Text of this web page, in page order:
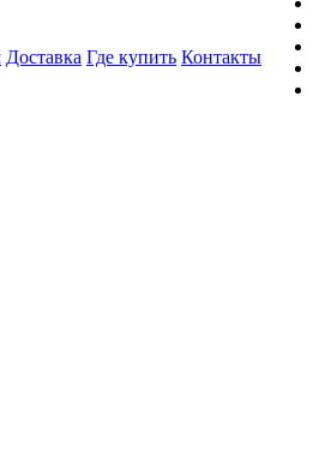
Доставка Где купить Контакты